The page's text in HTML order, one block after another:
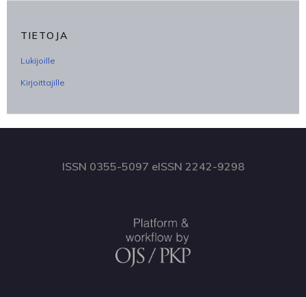
TIETOJA
Lukijoille
Kirjoittajille
ISSN 0355-5097 eISSN 2242-9298